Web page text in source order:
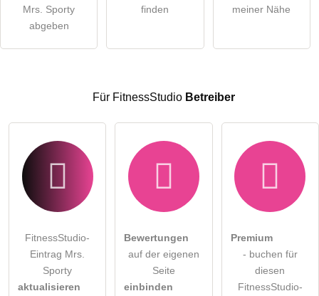
DieDatenschutzerklärung habe ich zur Kenntnis genommen.
Besucher sichtbar
Mrs. Sporty
abgeben
finden
meiner Nähe
Für FitnessStudio Betreiber
FitnessStudio-
Eintrag Mrs.
Sporty
aktualisieren
Bewertungen
auf der eigenen
Seite
einbinden
Premium
- buchen für
diesen
FitnessStudio-